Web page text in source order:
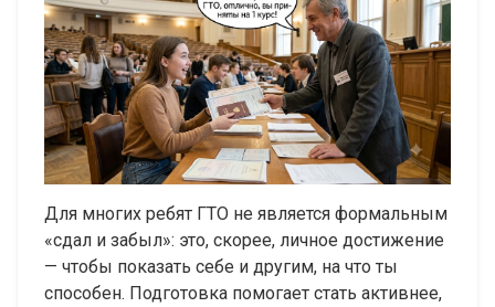
Для многих ребят ГТО не является формальным
«сдал и забыл»: это, скорее, личное достижение
— чтобы показать себе и другим, на что ты
способен. Подготовка помогает стать активнее,